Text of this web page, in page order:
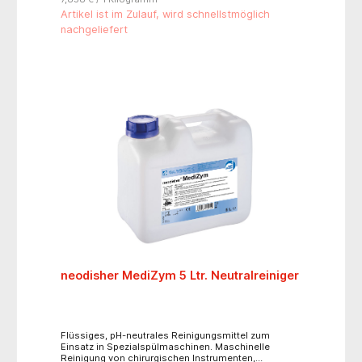
Aufbereitung im Vario TD- oder RKI-Verfahren-
schaumfrei eingestellt und bei allen Wasserhärten
einsetzbar- hohe Materialschonung und gutes
Artikel ist im Zulauf, wird schnellstmöglich
nachgeliefert
neodisher MediZym 5 Ltr. Neutralreiniger
Flüssiges, pH-neutrales Reinigungsmittel zum
Einsatz in Spezialspülmaschinen. Maschinelle
Reinigung von chirurgischen Instrumenten,